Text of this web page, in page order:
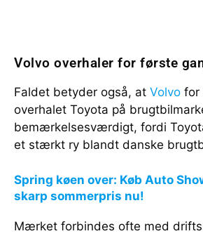
Volvo overhaler for første
Faldet betyder også, at Volvo for
overhalet Toyota på
bemærkelsesværdigt, fordi
et stærkt ry blandt danske
Spring køen over: Køb Auto
skarp sommerpris nu!
Mærket forbindes ofte med